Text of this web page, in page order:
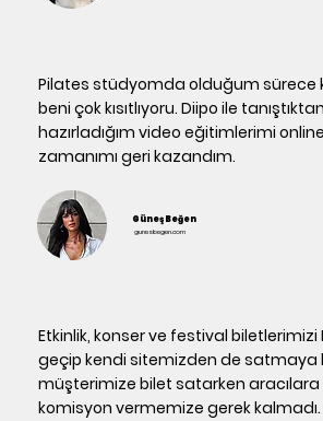
Pilates stüdyomda olduğum sürece
beni çok kısıtlıyoru. Diipo ile
hazırladığım video eğitimlerimi
zamanımı geri kazandım.
Güneş Beğen
gunesbegen.com
Etkinlik, konser ve festival biletlerimizi
geçip kendi sitemizden de satmaya
müşterimize bilet satarken aracılara
komisyon vermemize gerek kalmadı.